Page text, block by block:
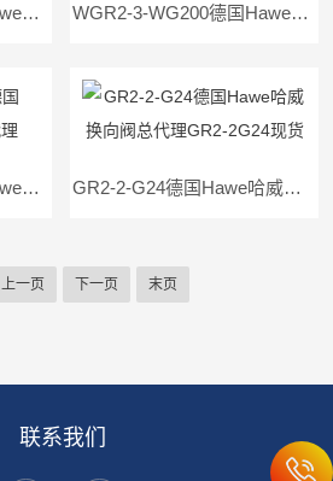
WG22-1-WG230德国Hawe哈威换向阀总代理WG22-1WG230现货 WGR2-3-WG200德国Hawe哈威换向阀总代理WGR2-3WG200现货
WG21-1-WG230德国Hawe哈威换向阀总代理WG21-1WG230现货 GR2-2-G24德国Hawe哈威换向阀总代理GR2-2G24现货
上一页 下一页 末页
联系我们